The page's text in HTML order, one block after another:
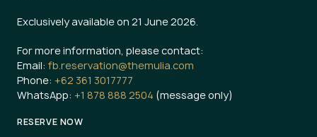
Exclusively available on 21 June 2026.
For more information, please contact:
Email: fb.reservation@themulia.com
Phone: +62 361 3017777
WhatsApp: +1 878 888 2504 (message only)
RESERVE NOW